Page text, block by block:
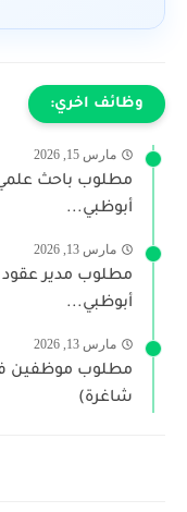
وظائف اخري:
مارس 15, 2026
مطلوب باحث
أبوظبي...
مارس 13, 2026
مطلوب مدير
أبوظبي...
مارس 13, 2026
شاغرة)